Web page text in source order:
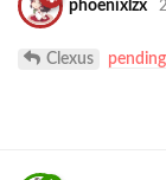
phoenixlzx
Clexus